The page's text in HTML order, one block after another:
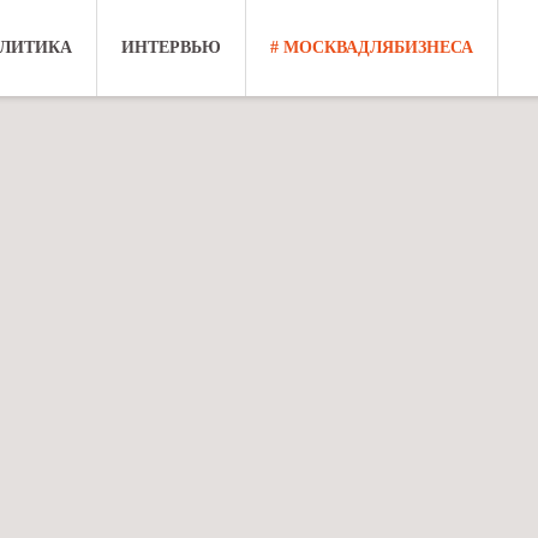
ИНТЕРВЬЮ # МОСКВАДЛЯБИЗНЕСА